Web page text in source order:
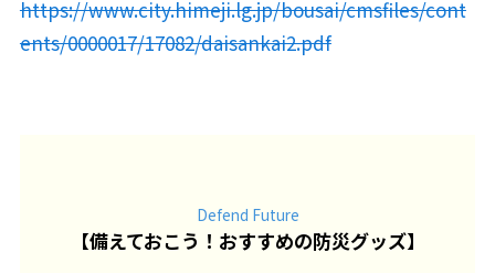
https://www.city.himeji.lg.jp/bousai/cmsfiles/cont
ents/0000017/17082/daisankai2.pdf
Defend Future
【備えておこう！おすすめの防災グッズ】